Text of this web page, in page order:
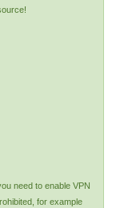
need to enable VPN
for example